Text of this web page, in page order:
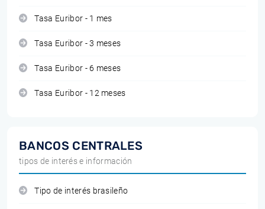
Tasa Euribor - 1 mes
Tasa Euribor - 3 meses
Tasa Euribor - 6 meses
Tasa Euribor - 12 meses
BANCOS CENTRALES
tipos de interés e información
Tipo de interés brasileño